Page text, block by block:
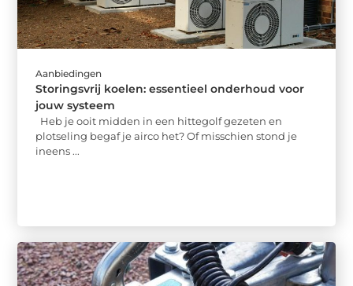
Aanbiedingen
Storingsvrij koelen: essentieel onderhoud voor
jouw systeem
Heb je ooit midden in een hittegolf gezeten en
plotseling begaf je airco het? Of misschien stond je
ineens ...